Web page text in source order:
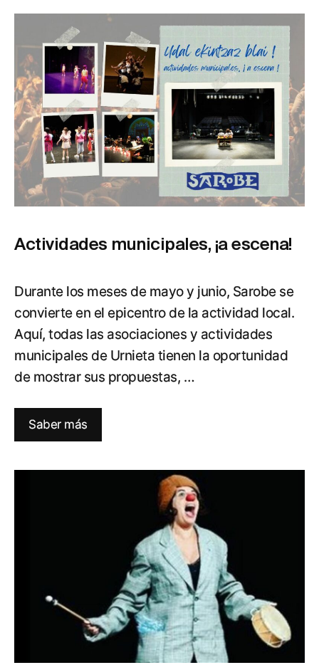
Actividades municipales, ¡a escena!
Durante los meses de mayo y junio, Sarobe se
convierte en el epicentro de la actividad local.
Aquí, todas las asociaciones y actividades
municipales de Urnieta tienen la oportunidad
de mostrar sus propuestas, …
Saber más